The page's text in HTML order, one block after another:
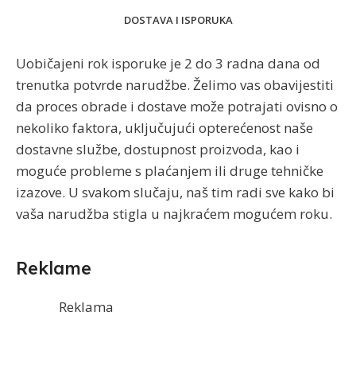
DOSTAVA I ISPORUKA
Uobičajeni rok isporuke je 2 do 3 radna dana od
trenutka potvrde narudžbe. Želimo vas obavijestiti
da proces obrade i dostave može potrajati ovisno o
nekoliko faktora, uključujući opterećenost naše
dostavne službe, dostupnost proizvoda, kao i
moguće probleme s plaćanjem ili druge tehničke
izazove. U svakom slučaju, naš tim radi sve kako bi
vaša narudžba stigla u najkraćem mogućem roku.
Reklame
Reklama